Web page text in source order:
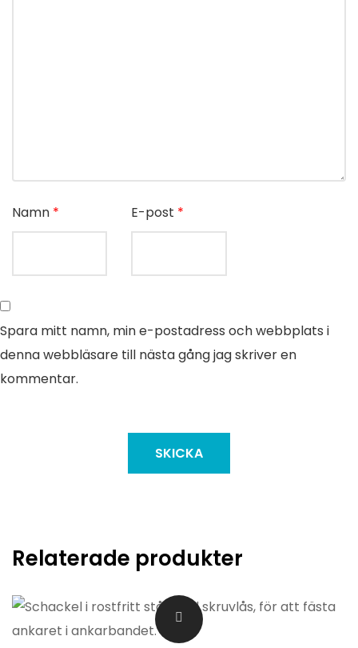
Namn * E-post *
Spara mitt namn, min e-postadress och webbplats i
denna webbläsare till nästa gång jag skriver en
kommentar.
Relaterade produkter